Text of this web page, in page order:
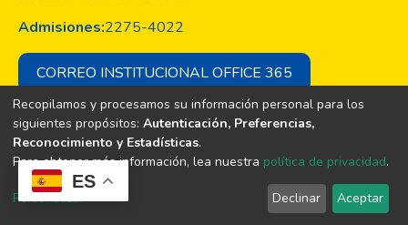
ES
Admisiones:2275-4022
CORREO INSTITUCIONAL OFFICE 365
Copyright © Todos los derechos son
de la Universidad Evangélica de El
Recopilamos y procesamos su información personal para los
siguientes propósitos: Autenticación, Preferencias,
Reconocimiento y Estadísticas.
Para obtener más información, lea nuestra política de privacidad.
Personalizar Declinar Aceptar